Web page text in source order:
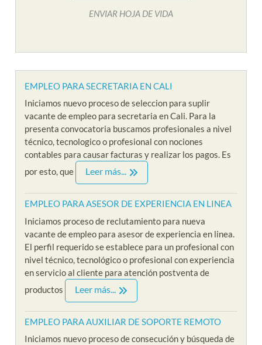
ENVIAR HOJA DE VIDA
EMPLEO PARA SECRETARIA EN CALI
Iniciamos nuevo proceso de seleccion para suplir
vacante de empleo para secretaria en Cali. Para la
presenta convocatoria buscamos profesionales a nivel
técnico, tecnologico o profesional con nociones
contables para causar facturas y realizar los pagos. Es
por esto, que
Leer más...
EMPLEO PARA ASESOR DE EXPERIENCIA EN LINEA
Iniciamos proceso de reclutamiento para nueva
vacante de empleo para asesor de experiencia en linea.
El perfil requerido se establece para un profesional con
nivel técnico, tecnológico o profesional con experiencia
en servicio al cliente para atención postventa de
productos
Leer más...
EMPLEO PARA AUXILIAR DE SOPORTE REMOTO
Iniciamos nuevo proceso de consecución y búsqueda de